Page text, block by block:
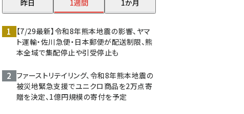
昨日 1週間 1か月
【7/29最新】令和8年熊本地震の影響、ヤマ
ト運輸・佐川急便・日本郵便が配送制限、熊
本全域で集配停止や引受停止も
ファーストリテイリング、令和8年熊本地震の
被災地緊急支援でユニクロ商品を2万点寄
贈を決定、1億円規模の寄付を予定